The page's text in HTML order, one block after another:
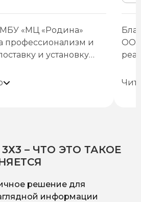
«МЦ «Родина»
профессионализм и
и установку
проводить
ООО
– ЧТО ЭТО ТАКОЕ
решение для
информации